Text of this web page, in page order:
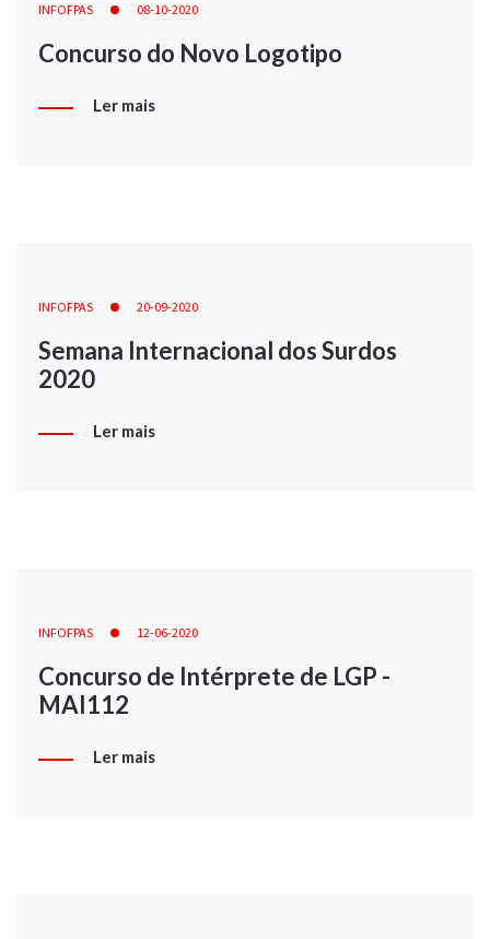
INFOFPAS 08-10-2020
Concurso do Novo Logotipo
Ler mais
INFOFPAS 20-09-2020
Semana Internacional dos Surdos
2020
Ler mais
INFOFPAS 12-06-2020
Concurso de Intérprete de LGP -
MAI112
Ler mais